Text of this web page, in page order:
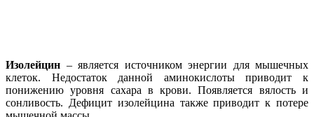
Изолейцин – является источником энергии для мышечных
клеток. Недостаток данной аминокислоты приводит к
понижению уровня сахара в крови. Появляется вялость и
сонливость. Дефицит изолейцина также приводит к потере